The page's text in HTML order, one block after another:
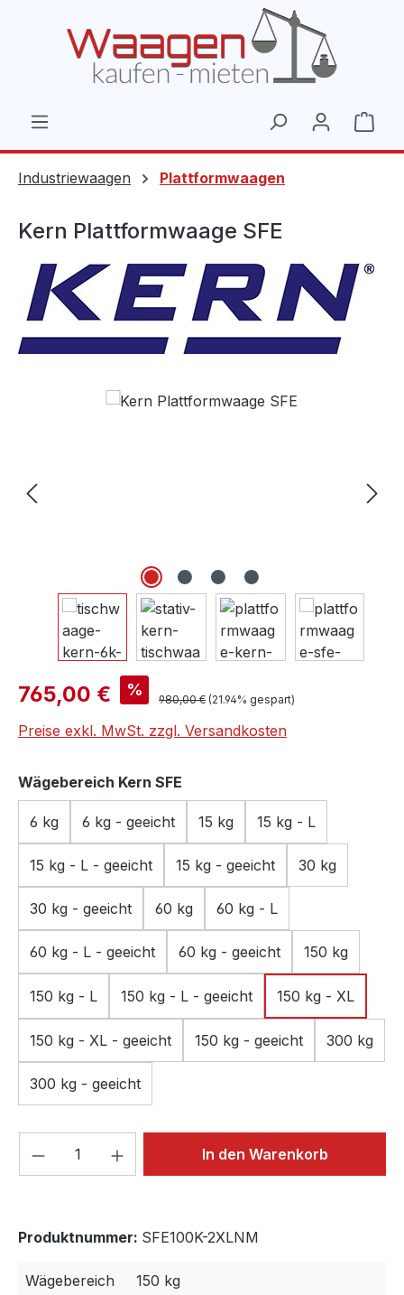
Industriewaagen Plattformwaagen
Kern Plattformwaage SFE
Bildergalerie überspringen
Verkaufspreis:
765,00 € % Regulärer Preis:
980,00 € (21.94% gespart)
Preise exkl. MwSt. zzgl. Versandkosten
Wägebereich Kern SFE
6 kg 6 kg - geeicht 15 kg 15 kg - L
15 kg - L - geeicht 15 kg - geeicht 30 kg
30 kg - geeicht 60 kg 60 kg - L
60 kg - L - geeicht 60 kg - geeicht 150 kg
150 kg - L 150 kg - L - geeicht 150 kg - XL
150 kg - XL - geeicht 150 kg - geeicht 300 kg
300 kg - geeicht
Produkt Anzahl: Gib denIn den Warenkorb
Produktnummer: SFE100K-2XLNM
Wägebereich 150 kg